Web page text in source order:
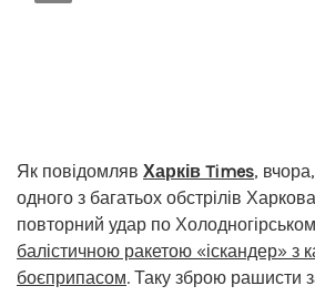
Як повідомляв Харків Times,
одного з багатьох обстрілів
повторний удар по
балістичною ракетою «іскандер» з
боєприпасом. Таку зброю рашисти